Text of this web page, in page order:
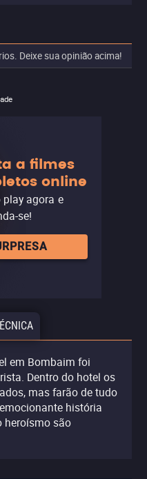
Deixe sua opinião acima!
a filmes
online
play agora e
se!
em Bombaim foi
Dentro do hotel os
mas farão de tudo
história
heroísmo são